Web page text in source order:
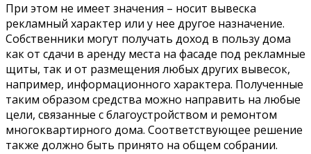
При этом не имеет значения – носит вывеска
рекламный характер или у нее другое назначение.
Собственники могут получать доход в пользу дома
как от сдачи в аренду места на фасаде под рекламные
щиты, так и от размещения любых других вывесок,
например, информационного характера. Полученные
таким образом средства можно направить на любые
цели, связанные с благоустройством и ремонтом
многоквартирного дома. Соответствующее решение
также должно быть принято на общем собрании.